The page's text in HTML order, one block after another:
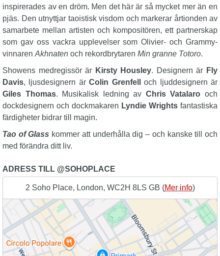
inspirerades av en dröm. Men det här är så mycket mer än en
pjäs. Den utnyttjar taoistisk visdom och markerar årtionden av
samarbete mellan artisten och kompositören, ett partnerskap
som gav oss vackra upplevelser som Olivier- och Grammy-
vinnaren Akhnaten och rekordbrytaren Min granne Totoro.
Showens medregissör är Kirsty Housley. Designern är Fly
Davis, ljusdesignern ärColin Grenfell
och ljuddesignern är
Giles Thomas. Musikalisk ledning av Chris Vatalaro och
dockdesignern och dockmakaren Lyndie Wrights fantastiska
färdigheter bidrar till magin.
Tao of Glass kommer att underhålla dig – och kanske till och
med förändra ditt liv.
ADRESS TILL @SOHOPLACE
2 Soho Place, London, WC2H 8LS GB (Mer info)